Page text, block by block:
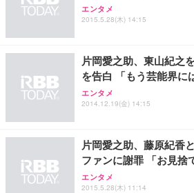
SIHOO B100 オフィスチェ
Sezlife オフィスチェア デ
ワーク チェア 強化バックレ
ョン PCチェア 通気性メッ
務用 おしゃれ パソコンチ
￥7,680
Sezlife オフィスチェア デ
ワーク チェア 強化バック
EIZO ビジネス向けプレミ
EV2740X-WT | 27.0型4K
￥109,572
【純正品】27"ゲーミング
フック付き（CFI-ZDM1J）
【整備済み品】Dell
ー フルHD（1920×1080）
Amazonベーシック ペット
ネオ・ルーライフ ネオ・オ
Smart Basic(スマートベー
限定】 Smart Basic アイリ
エンタメ
2015.5.28(木) 14:15
片岡愛之助、東山紀之
を告白 「もう芸能界に
エンタメ
2014.12.19(金) 14:15
片岡愛之助、藤原紀香
ファンに謝罪 「お見捨
エンタメ
2015.5.28(木) 11:14